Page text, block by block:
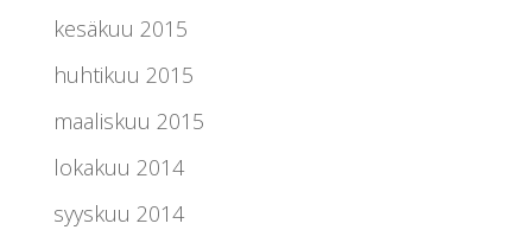
kesäkuu 2015
huhtikuu 2015
maaliskuu 2015
lokakuu 2014
syyskuu 2014